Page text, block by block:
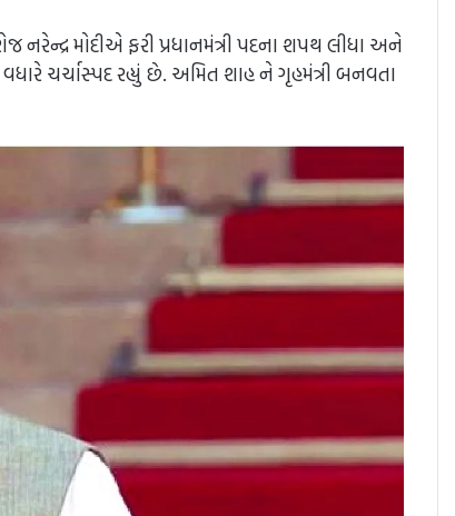
મોદીએ ફરી પ્રધાનમંત્રી પદના શપથ લીધા અને
ચર્ચાસ્પદ રહ્યું છે. અમિત શાહ ને ગૃહમંત્રી બનવતા